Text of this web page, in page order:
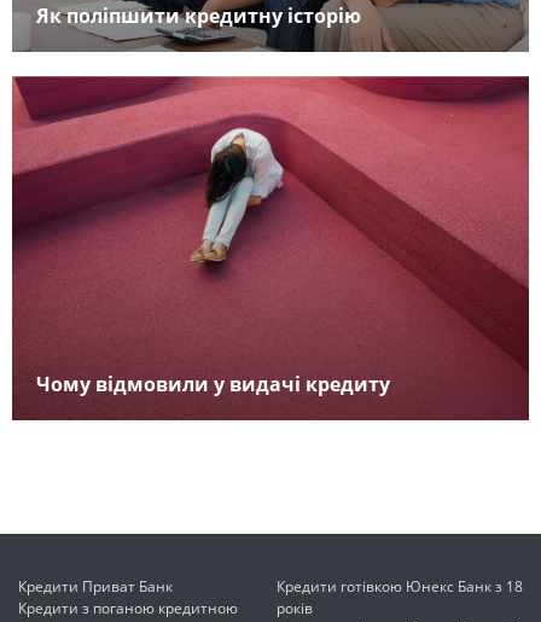
Як поліпшити кредитну історію
Чому відмовили у видачі кредиту
Кредити Приват Банк
Кредити з поганою кредитною
Кредити готівкою Юнекс Банк з 18
років